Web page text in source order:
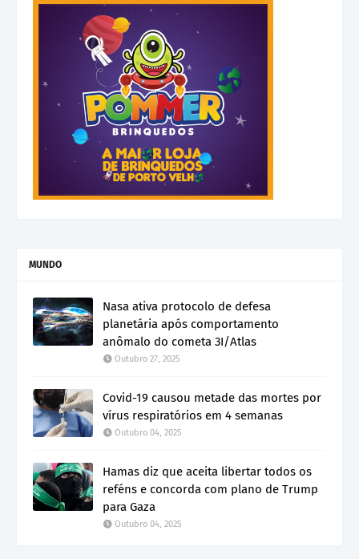
MUNDO
Nasa ativa protocolo de defesa
planetária após comportamento
anômalo do cometa 3I/Atlas
Outubro 27, 2025
Covid-19 causou metade das mortes por
vírus respiratórios em 4 semanas
Outubro 04, 2025
Hamas diz que aceita libertar todos os
reféns e concorda com plano de Trump
para Gaza
Outubro 04, 2025